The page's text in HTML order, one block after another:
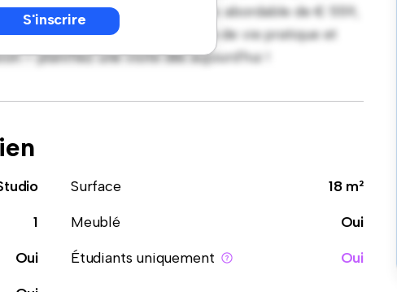
S'inscrire
attractions à proximité. Au prix abordable de € 559,
ceux qui recherchent un mode de vie pratique et
– planifiez une visite dès aujourd'hui !
Surface
18 m²
1 Meublé
Oui
Oui Étudiants uniquement
Oui